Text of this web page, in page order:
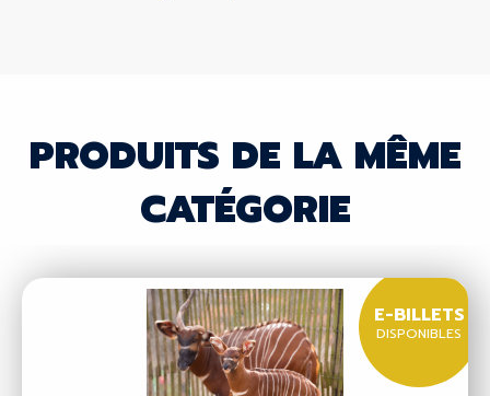
PRODUITS DE LA MÊME
CATÉGORIE
E-BILLETS
DISPONIBLES